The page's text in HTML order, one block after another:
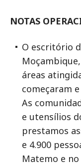
NOTAS
O escritório
áreas
começaram
As
e utensílios
prestamos
e 4.900
Matemo e